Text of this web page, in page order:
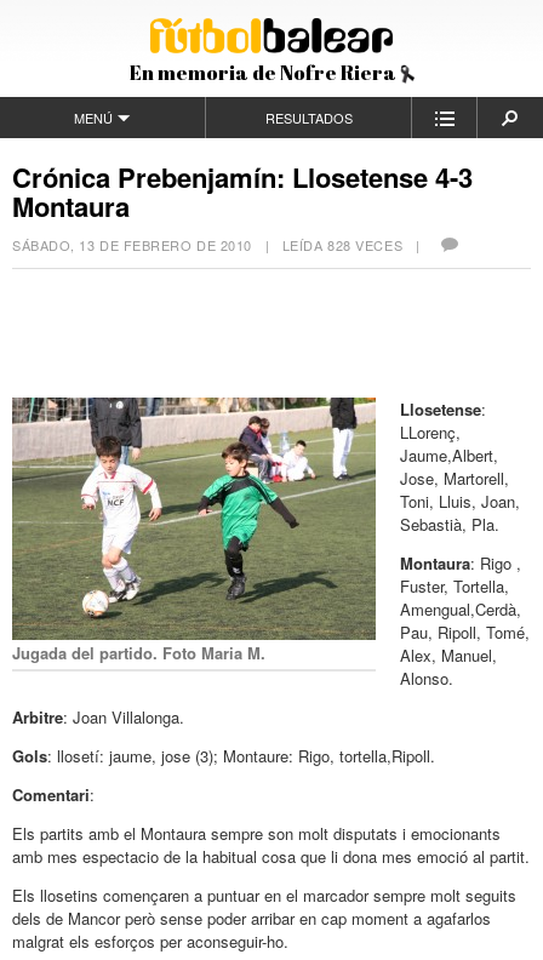
En memoria de Nofre Riera
MENÚ RESULTADOS
Crónica Prebenjamín: Llosetense 4-3
Montaura
SÁBADO, 13 DE FEBRERO DE 2010 | LEÍDA 828 VECES |
Jugada del partido. Foto Maria M.
Llosetense:
LLorenç,
Jaume,Albert,
Jose, Martorell,
Toni, Lluis, Joan,
Sebastià, Pla.
Montaura: Rigo ,
Fuster, Tortella,
Amengual,Cerdà,
Pau, Ripoll, Tomé,
Alex, Manuel,
Alonso.
Arbitre: Joan Villalonga.
Gols: llosetí: jaume, jose (3); Montaure: Rigo, tortella,Ripoll.
Comentari:
Els partits amb el Montaura sempre son molt disputats i emocionants
amb mes espectacio de la habitual cosa que li dona mes emoció al partit.
Els llosetins començaren a puntuar en el marcador sempre molt seguits
dels de Mancor però sense poder arribar en cap moment a agafarlos
malgrat els esforços per aconseguir-ho.